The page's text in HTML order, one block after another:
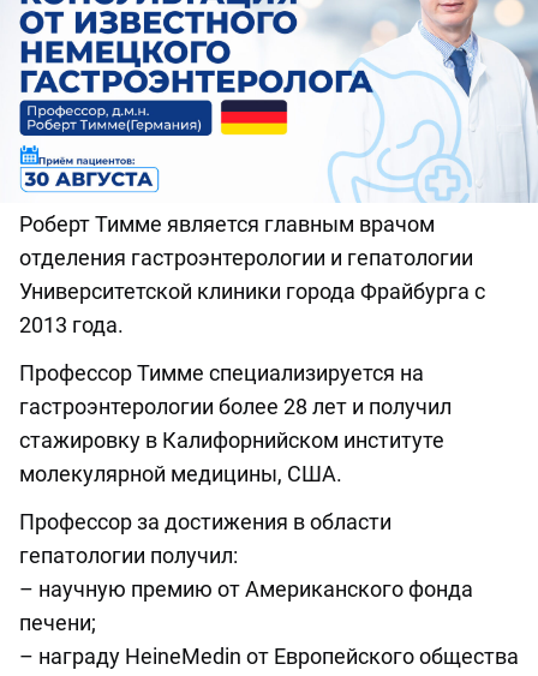
Роберт Тимме является главным врачом
отделения гастроэнтерологии и гепатологии
Университетской клиники города Фрайбурга с
2013 года.
Профессор Тимме специализируется на
гастроэнтерологии более 28 лет и получил
стажировку в Калифорнийском институте
молекулярной медицины, США.
Профессор за достижения в области
гепатологии получил:
– научную премию от Американского фонда
печени;
– награду HeineMedin от Европейского общества